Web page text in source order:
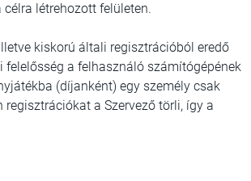
létrehozott felületen.
kiskorú általi regisztrációból eredő
a felhasználó számítógépének
(díjanként) egy személy csak
a Szervező törli, így a